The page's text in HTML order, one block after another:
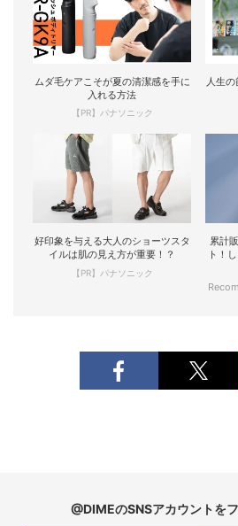
ムダ毛ケアこそが夏の清潔感を手に
入れる方法
【PR】パナソニック
人生
好印象を与える大人のショーツスタ
イルは肌の見え方が重要！？
【PR】パナソニック
累計
ト！
@DIMEのSNSアカウントを